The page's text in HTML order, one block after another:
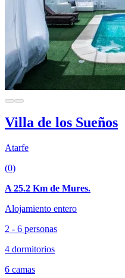
Villa de los Sueños
Atarfe
(0)
A 25.2 Km de Mures.
Alojamiento entero
2 - 6 personas
4 dormitorios
6 camas